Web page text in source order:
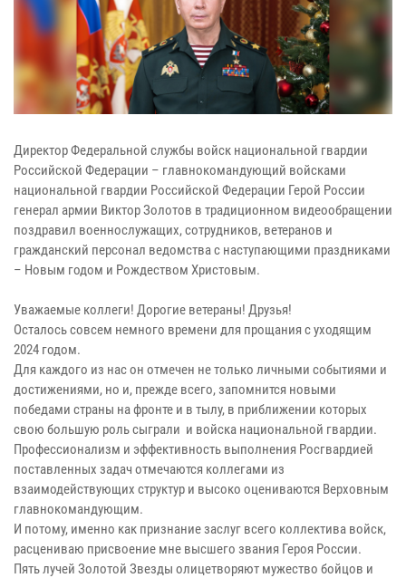
Директор Федеральной службы войск национальной гвардии
Российской Федерации – главнокомандующий войсками
национальной гвардии Российской Федерации Герой России
генерал армии Виктор Золотов в традиционном видеообращении
поздравил военнослужащих, сотрудников, ветеранов и
гражданский персонал ведомства с наступающими праздниками
– Новым годом и Рождеством Христовым.
Уважаемые коллеги! Дорогие ветераны! Друзья!
Осталось совсем немного времени для прощания с уходящим
2024 годом.
Для каждого из нас он отмечен не только личными событиями и
достижениями, но и, прежде всего, запомнится новыми
победами страны на фронте и в тылу, в приближении которых
свою большую роль сыграли и войска национальной гвардии.
Профессионализм и эффективность выполнения Росгвардией
поставленных задач отмечаются коллегами из
взаимодействующих структур и высоко оцениваются Верховным
главнокомандующим.
И потому, именно как признание заслуг всего коллектива войск,
расцениваю присвоение мне высшего звания Героя России.
Пять лучей Золотой Звезды олицетворяют мужество бойцов и